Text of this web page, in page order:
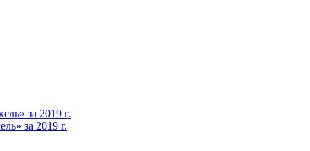
за 2019 г.
за 2019 г.